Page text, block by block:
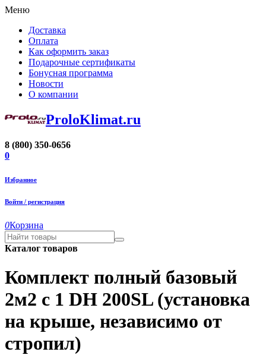
Меню
Доставка
Оплата
Как оформить заказ
Подарочные сертификаты
Бонусная программа
Новости
О компании
ProloKlimat.ru
8 (800) 350-0656
0
Избранное
Войти / регистрация
0Корзина
Каталог товаров
Комплект полный базовый
2м2 с 1 DH 200SL (установка
на крыше, независимо от
стропил)